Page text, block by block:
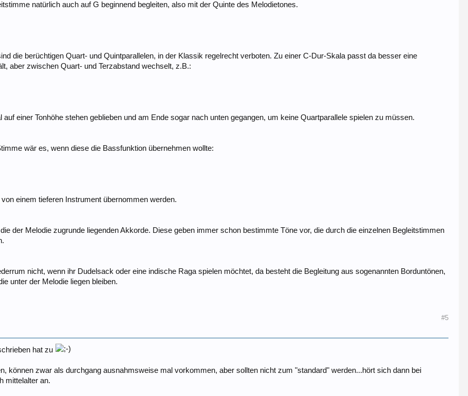
natürlich auch auf G beginnend begleiten, also mit der Quinte des Melodietones.
die berüchtigen Quart- und Quintparallelen, in der Klassik regelrecht verboten. Zu einer C-Dur-Skala passt da besser eine
aber zwischen Quart- und Terzabstand wechselt, z.B.:
einer Tonhöhe stehen geblieben und am Ende sogar nach unten gegangen, um keine Quartparallele spielen zu müssen.
wär es, wenn diese die Bassfunktion übernehmen wollte:
einem tieferen Instrument übernommen werden.
der Melodie zugrunde liegenden Akkorde. Diese geben immer schon bestimmte Töne vor, die durch die einzelnen Begleitstimmen
nicht, wenn ihr Dudelsack oder eine indische Raga spielen möchtet, da besteht die Begleitung aus sogenannten Borduntönen,
unter der Melodie liegen bleiben.
#5
hat zu
können zwar als durchgang ausnahmsweise mal vorkommen, aber sollten nicht zum "standard" werden...hört sich dann bei
mittelalter an.